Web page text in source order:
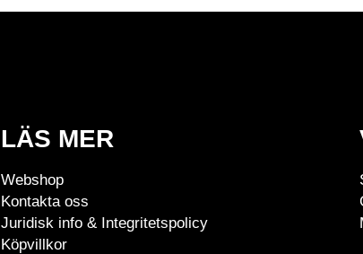
LÄS MER
Webshop
Kontakta oss
Juridisk info & Integritetspolicy
Köpvillkor